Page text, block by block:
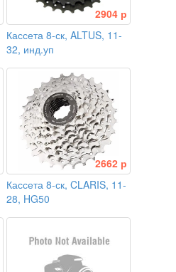
2904 р
Кассета 8-ск, ALTUS, 11-
32, инд.уп
2662 р
Кассета 8-ск, CLARIS, 11-
28, HG50